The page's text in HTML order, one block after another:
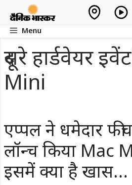
contentMenu
दूसरे हार्डवेयर
Mini
एप्पल ने धमेदार
लॉन्च किया Mac
इसमें क्या है खास…